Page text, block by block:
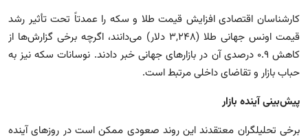
کارشناسان اقتصادی افزایش قیمت طلا و سکه را عمدتاً تحت تأثیر رشد
قیمت اونس جهانی طلا (۳,۲۴۸ دلار) می‌دانند، اگرچه برخی گزارش‌ها از
کاهش ۰.۹ درصدی آن در بازارهای جهانی خبر دادند. نوسانات سکه نیز به
حباب بازار و تقاضای داخلی مرتبط است.
پیش‌بینی آینده بازار
برخی تحلیلگران معتقدند این روند صعودی ممکن است در روزهای آینده